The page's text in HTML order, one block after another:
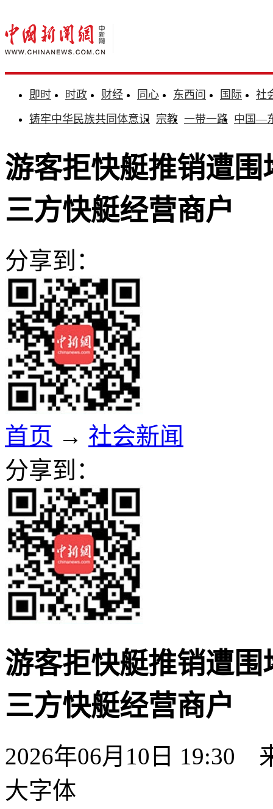
即时 时政 财经 同心 东西问 国际
社
铸牢中华民族共同体意识 宗教 一带一路 中国—
游客拒快艇推销遭
三方快艇经营商户
分享到：
首页 → 社会新闻
分享到：
游客拒快艇推销遭
三方快艇经营商户
2026年06月10日 19:30
大字体